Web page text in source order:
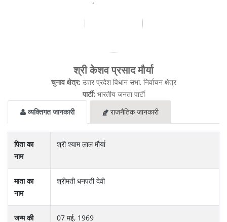
श्री केशव प्रसाद मौर्या
चुनाव क्षेत्र:उत्तर प्रदेश विधान सभा, निर्वाचन क्षेत्र
पार्टी:भारतीय जनता पार्टी
व्यक्तिगत जानकारी
राजनैतिक जानकारी
पिता का
नाम
श्री श्याम लाल मौर्या
माता का
नाम
श्रीमती धनपती देवी
जन्म की
07 मई, 1969